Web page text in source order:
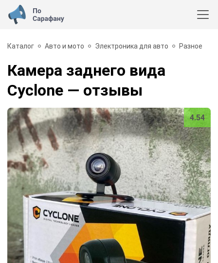
Каталог Авто и мото Электроника для авто Разное
Камера заднего вида
Cyclone — отзывы
4.54